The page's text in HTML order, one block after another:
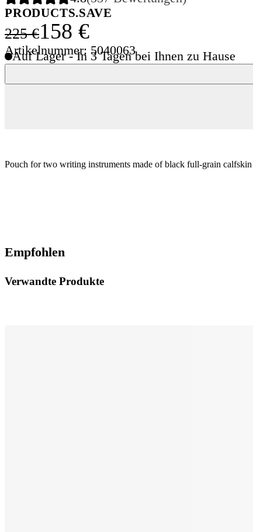
PRODUCTS.SAVE
225 €158 €
Artikelnummer: 5040063
Auf Lager - In 3 Tagen bei Ihnen zu Hause
Pouch for two writing instruments made of black full-grain
Empfohlen
Verwandte Produkte